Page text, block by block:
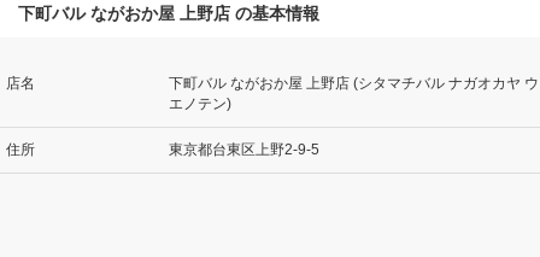
下町バル ながおか屋 上野店 の基本情報
店名
下町バル ながおか屋 上野店 (シタマチバル ナガオカヤ ウ
エノテン)
住所 東京都台東区上野2-9-5